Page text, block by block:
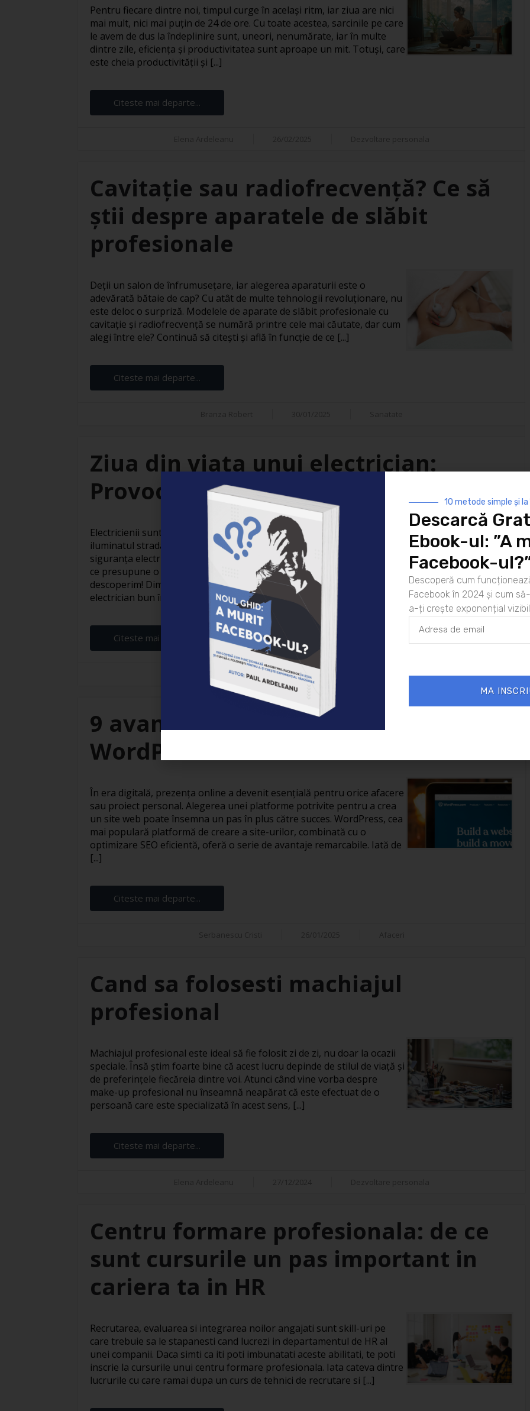
Pentru fiecare dintre noi, timpul curge în același ritm, iar ziua are nici
mai mult, nici mai puțin de 24 de ore. Cu toate acestea, sarcinile pe care
le avem de dus la îndeplinire sunt, uneori, nenumărate, iar în multe
dintre zile, eficiența și productivitatea sunt aproape un mit. Totuși, care
este cheia productivității și [...]
Citeste mai departe...
Cavitație sau radiofrecvență? Ce să
știi despre aparatele de slăbit
profesionale
Deții un salon de înfrumusețare, iar alegerea aparaturii este o
adevărată bătaie de cap? Cu atât de multe tehnologii revoluționare, nu
este deloc o surpriză. Modelele de aparate de slăbit profesionale cu
cavitație și radiofrecvență se numără printre cele mai căutate, dar cum
alegi între ele? Continuă să citești și află în funcție de ce [...]
Citeste mai departe...
Ziua din viața unui electrician:
Provocări și satisfacții
Electricienii sunt adevărați eroi invizibili ai vieții moderne. De la
iluminatul stradal care face orașele să strălucească noaptea până la
siguranța electrică din locuințe, activitatea lor este indispensabilă. Dar
ce presupune o zi obișnuită din viața unui electrician? Hai să
descoperim! Dimineața devreme: Pregătirea pentru zi Ziua unui
electrician bun începe devreme. Cu o ceașcă [...]
Citeste mai departe...
Elena Ardeleanu 26/01/2025
9 avantaje ale creării unui site în
WordPress
În era digitală, prezența online a devenit esențială pentru orice afacere
sau proiect personal. Alegerea unei platforme potrivite pentru a crea
un site web poate însemna un pas în plus către succes. WordPress, cea
mai populară platformă de creare a site-urilor, combinată cu o
optimizare SEO eficientă, oferă o serie de avantaje remarcabile. Iată de
[...]
Citeste mai departe...
Cand sa folosesti machiajul
profesional
Machiajul profesional este ideal să fie folosit zi de zi, nu doar la ocazii
speciale. Însă știm foarte bine că acest lucru depinde de stilul de viață și
de preferințele fiecăreia dintre voi. Atunci când vine vorba despre
make-up profesional nu înseamnă neapărat că este efectuat de o
persoană care este specializată în acest sens, [...]
Citeste mai departe...
Centru formare profesionala: de ce
sunt cursurile un pas important in
cariera ta in HR
Recrutarea, evaluarea si integrarea noilor angajati sunt skill-uri pe
care trebuie sa le stapanesti cand lucrezi in departamentul de HR al
unei companii. Daca simti ca iti poti imbunatati aceste abilitati, te poti
inscrie la cursurile unui centru formare profesionala. Iata cateva dintre
lucrurile cu care ramai dupa un curs de tehnici de recrutare si [...]
10 metode simple și
Descarcă
Ebook-ul: ”A
Facebook-
Descoperă cum
Facebook în 2024 și cum
a-ți crește exponențial
MA